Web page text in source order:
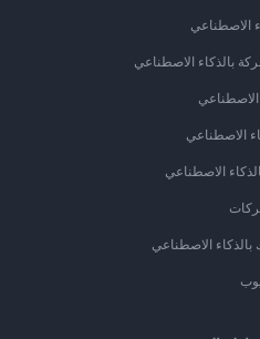
الاصطناعي
بالذكاء الاصطناعي
الاصطناعي
الاصطناعي
الاصطناعي
الاصطناعي